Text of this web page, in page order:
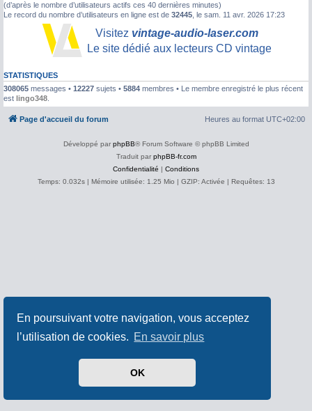
En poursuivant votre navigation, vous acceptez
l’utilisation de cookies. En savoir plus
OK
(d’après le nombre d’utilisateurs actifs ces 40 dernières minutes)
Le record du nombre d’utilisateurs en ligne est de 32445 , le sam. 11 avr. 2026 17:23
STATISTIQUES
308065 messages • 12227 sujets • 5884 membres • Le membre enregistré le plus récent
est lingo348
Page d'accueil du forum Heures au format UTC+02:00
Développé par phpBB® Forum Software © phpBB Limited
Traduit par phpBB-fr.com
Confidentialité | Conditions
Temps: 0.032s| Mémoire utilisée: 1.25 Mio | GZIP: Activée | Requêtes: 13